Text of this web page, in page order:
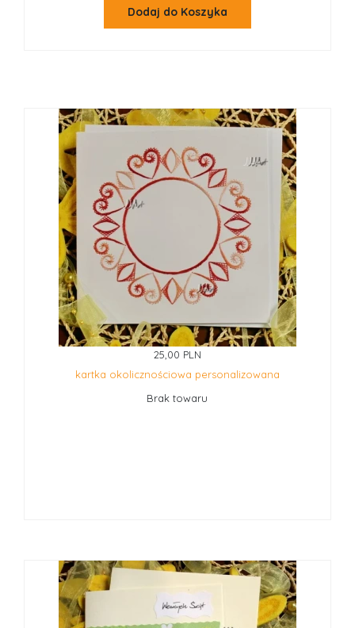
Dodaj do Koszyka
25,00 PLN
kartka okolicznościowa personalizowana
Brak towaru